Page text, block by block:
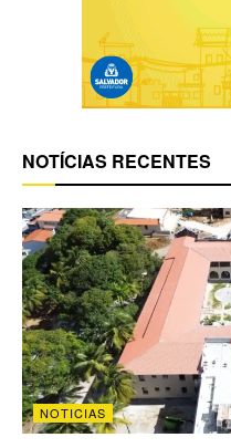
NOTÍCIAS RECENTES
NOTICIAS